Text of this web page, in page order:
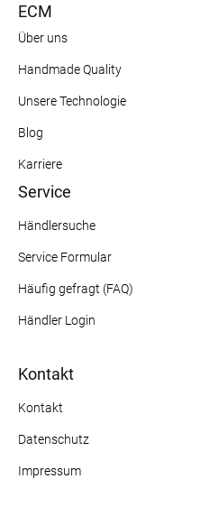
ECM
Über uns
Handmade Quality
Unsere Technologie
Blog
Karriere
Service
Händlersuche
Service Formular
Häufig gefragt (FAQ)
Händler Login
Kontakt
Kontakt
Datenschutz
Impressum